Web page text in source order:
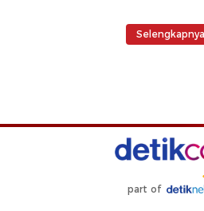
Selengkapnya
part of